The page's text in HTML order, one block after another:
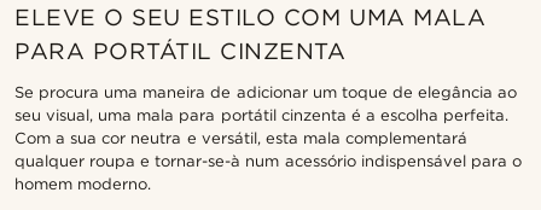
ELEVE O SEU ESTILO COM UMA MALA
PARA PORTÁTIL CINZENTA
Se procura uma maneira de adicionar um toque de elegância ao
seu visual, uma mala para portátil cinzenta é a escolha perfeita.
Com a sua cor neutra e versátil, esta mala complementará
qualquer roupa e tornar-se-à num acessório indispensável para o
homem moderno.